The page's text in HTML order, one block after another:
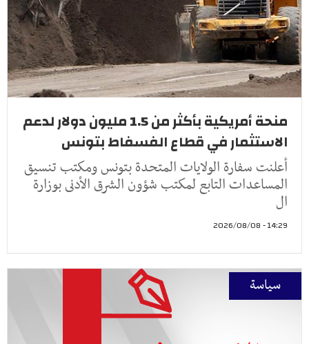
منحة أمريكية بأكثر من 1.5 مليون دولار لدعم
الاستثمار في قطاع الفسفاط بتونس
أعلنت سفارة الولايات المتحدة بتونس ومكتب تنسيق
المساعدات التابع لمكتب شؤون الشرق الأدنى بوزارة
ال
14:29 - 2026/08/08
سياسة